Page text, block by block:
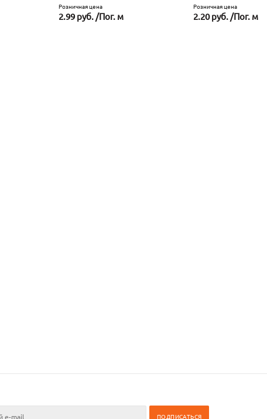
Розничная цена
2.99 руб. /Пог. м
Розничная цена
2.20 руб. /Пог. м